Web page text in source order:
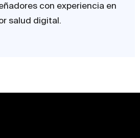
con experiencia en
salud digital.